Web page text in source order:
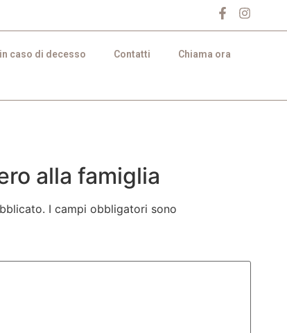
caso di decesso Contatti Chiama ora
alla famiglia
I campi obbligatori sono